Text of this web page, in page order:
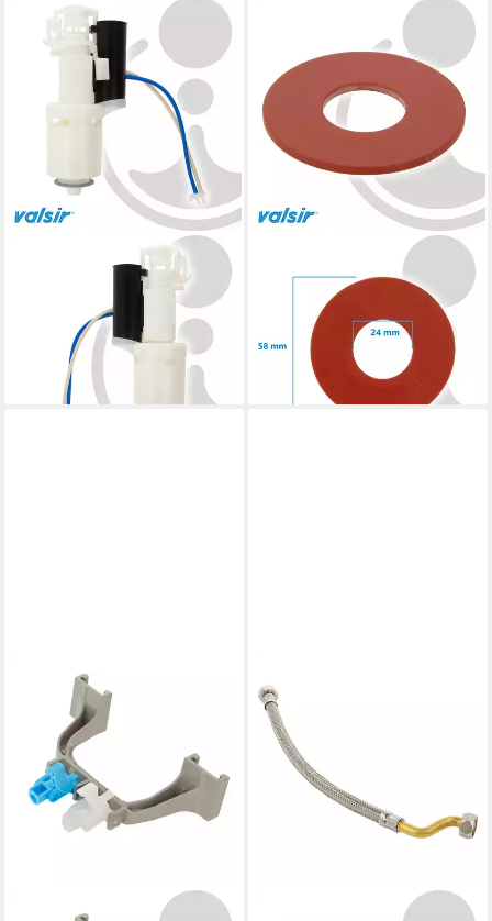
Spülkasten Heberglocke
pneumatisch UP-Spülkasten
EVOLUT CUBIK VS0864157
69,56 €
lieferbar - in 4-5 Werktagen bei dir
Spülkasten
Heberglockendichtung Ø 58 x
Ø 24 x 2,7 mm VS0866603
lieferbar - in 4-5 Werktagen bei dir